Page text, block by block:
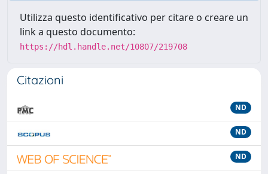
Utilizza questo identificativo per citare o creare un
link a questo documento:
https://hdl.handle.net/10807/219708
Citazioni
ND
ND
ND